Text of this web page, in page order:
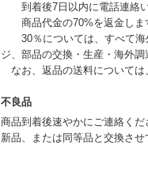
到着後7日以内に電話連絡い
商品代金の70%を返金しま
30％については、すべて海
ジ、部品の交換・生産・海外
なお、返品の送料については
不良品
商品到着後速やかにご連絡く
新品、または同等品と交換さ